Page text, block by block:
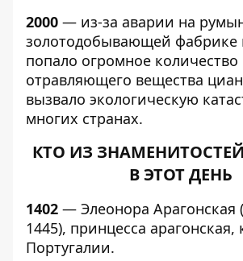
2000 — из-за аварии на
золотодобывающей фабрике
попало огромное количество
отравляющего вещества
вызвало экологическую
многих странах.
КТО ИЗ
В ЭТОТ ДЕНЬ
1402 — Элеонора Арагонская
1445), принцесса арагонская,
Португалии.